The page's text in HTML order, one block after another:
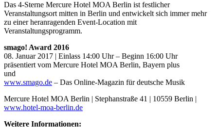
Das 4-Sterne Mercure Hotel MOA Berlin ist festlicher
Veranstaltungsort mitten in Berlin und entwickelt sich immer mehr
zu einer heranragenden Event-Location mit
Veranstaltungsprogramm.
smago! Award 2016
08. Januar 2017 | Einlass 14:00 Uhr – Beginn 16:00 Uhr
präsentiert vom Mercure Hotel MOA Berlin, Bayern plus
und
www.smago.de – Das Online-Magazin für deutsche Musik
Mercure Hotel MOA Berlin | Stephanstraße 41 | 10559 Berlin |
www.hotel-moa-berlin.de
Weitere Informationen: